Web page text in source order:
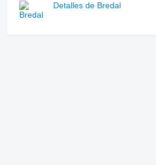
Detalles de Bredal